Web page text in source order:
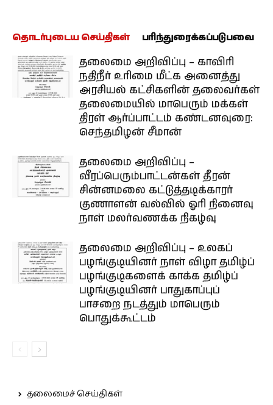
தொடர்புடைய செய்திகள் பரிந்துரைக்கப்படுபவை
தலைமை அறிவிப்பு – காவிரி
நதிநீர் உரிமை மீட்க அனைத்து
அரசியல் கட்சிகளின் தலைவர்கள்
தலைமையில் மாபெரும் மக்கள்
திரள் ஆர்ப்பாட்டம் கண்டனவுரை:
செந்தமிழன் சீமான்
தலைமை அறிவிப்பு –
வீரப்பெரும்பாட்டன்கள் தீரன்
சின்னமலை கட்டுத்தடிக்காரர்
குணாளன் வல்வில் ஓரி நினைவு
நாள் மலர்வணக்க நிகழ்வு
தலைமை அறிவிப்பு – உலகப்
பழங்குடியினர் நாள் விழா தமிழ்ப்
பழங்குடிகளைக் காக்க தமிழ்ப்
பழங்குடியினர் பாதுகாப்புப்
பாசறை நடத்தும் மாபெரும்
பொதுக்கூட்டம்
தலைமைச் செய்திகள்